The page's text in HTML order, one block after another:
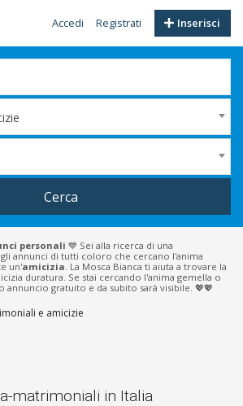
Inserisci
Accedi Registrati
Cerca
personali 💙 Sei alla ricerca di una
annunci di tutti coloro che cercano l'anima
un'amicizia. La Mosca Bianca ti aiuta a trovare la
duratura. Se stai cercando l'anima gemella o
annuncio gratuito e da subito sarà visibile. 💖💖
e amicizie
matrimoniali in Italia